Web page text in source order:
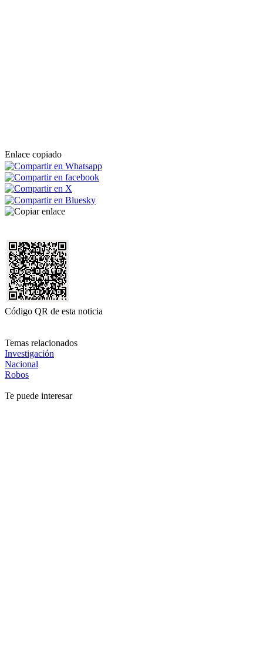
Enlace copiado
Código QR de esta noticia
Temas relacionados
Investigación
Nacional
Robos
Te puede interesar